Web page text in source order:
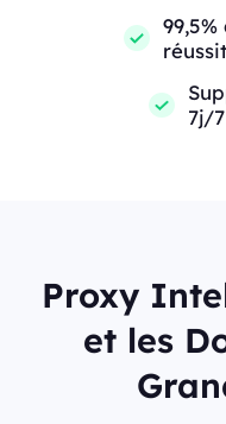
7j/7
Proxy
et les